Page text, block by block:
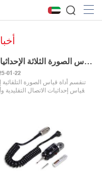
تطوير وتطبيق أداة قياس الصورة الثلاثة الإحداثيات
01-22
تنقسم أداة قياس الصورة التلقائية
آلة قياس إحداثيات الاتصال التقليدية